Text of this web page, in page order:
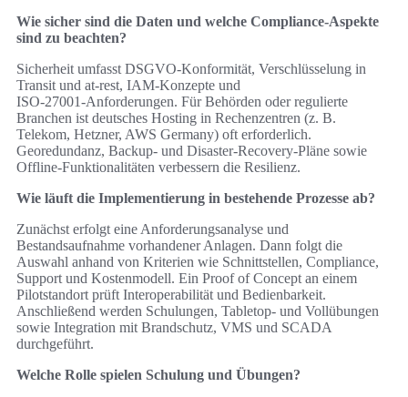
Wie sicher sind die Daten und welche Compliance‑Aspekte
sind zu beachten?
Sicherheit umfasst DSGVO‑Konformität, Verschlüsselung in
Transit und at‑rest, IAM‑Konzepte und
ISO‑27001‑Anforderungen. Für Behörden oder regulierte
Branchen ist deutsches Hosting in Rechenzentren (z. B.
Telekom, Hetzner, AWS Germany) oft erforderlich.
Georedundanz, Backup‑ und Disaster‑Recovery‑Pläne sowie
Offline‑Funktionalitäten verbessern die Resilienz.
Wie läuft die Implementierung in bestehende Prozesse ab?
Zunächst erfolgt eine Anforderungsanalyse und
Bestandsaufnahme vorhandener Anlagen. Dann folgt die
Auswahl anhand von Kriterien wie Schnittstellen, Compliance,
Support und Kostenmodell. Ein Proof of Concept an einem
Pilotstandort prüft Interoperabilität und Bedienbarkeit.
Anschließend werden Schulungen, Tabletop‑ und Vollübungen
sowie Integration mit Brandschutz, VMS und SCADA
durchgeführt.
Welche Rolle spielen Schulung und Übungen?